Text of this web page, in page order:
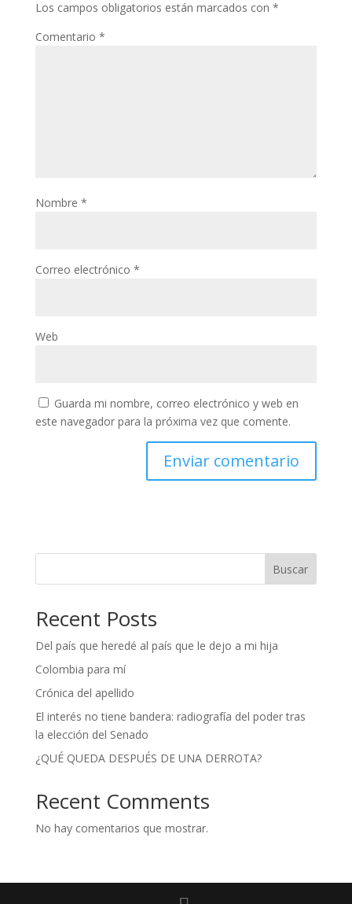
Los campos obligatorios están marcados con *
Comentario *
Nombre *
Correo electrónico *
Web
Guarda mi nombre, correo electrónico y web en
este navegador para la próxima vez que comente.
Buscar
Recent Posts
Del país que heredé al país que le dejo a mi hija
Colombia para mí
Crónica del apellido
El interés no tiene bandera: radiografía del poder tras
la elección del Senado
¿QUÉ QUEDA DESPUÉS DE UNA DERROTA?
Recent Comments
No hay comentarios que mostrar.